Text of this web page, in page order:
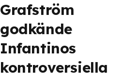
Grafström
godkände
Infantinos
kontroversiella